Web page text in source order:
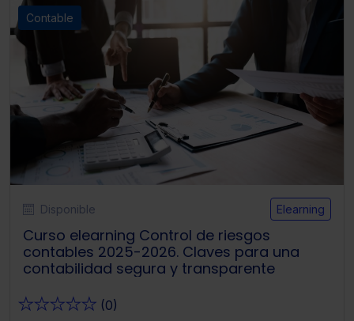
Contable
Disponible Elearning
Curso elearning Control de riesgos
contables 2025-2026. Claves para una
contabilidad segura y transparente
★★★★★ (0)